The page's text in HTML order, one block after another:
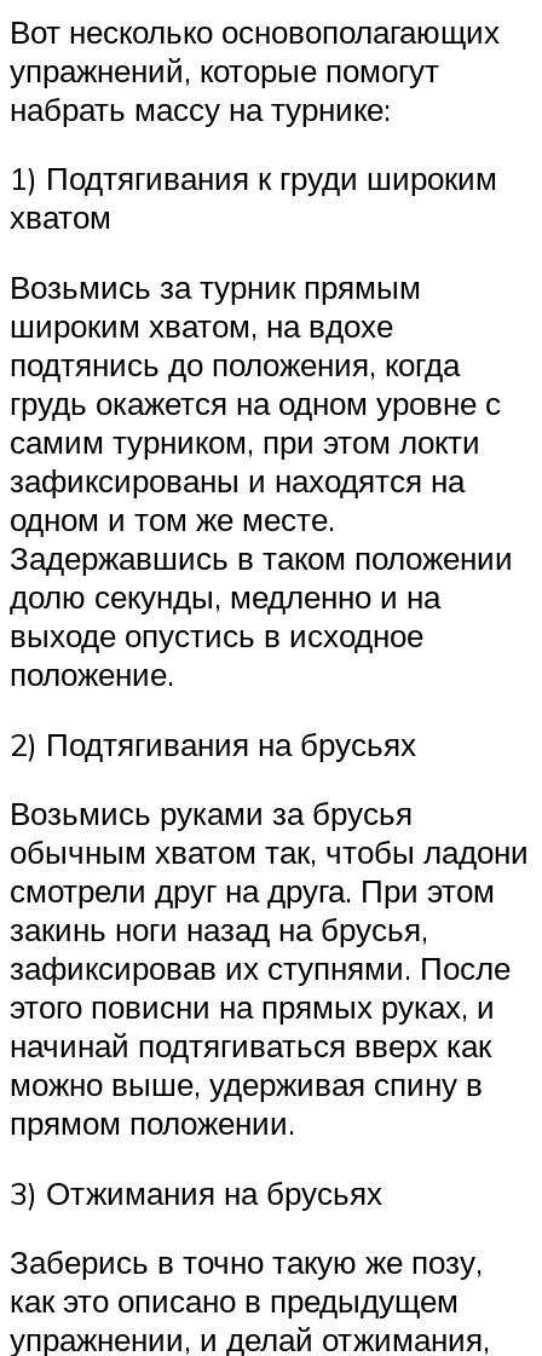
Вот несколько основополагающих
упражнений, которые помогут
набрать массу на турнике:
1) Подтягивания к груди широким
хватом
Возьмись за турник прямым
широким хватом, на вдохе
подтянись до положения, когда
грудь окажется на одном уровне с
самим турником, при этом локти
зафиксированы и находятся на
одном и том же месте.
Задержавшись в таком положении
долю секунды, медленно и на
выходе опустись в исходное
положение.
2) Подтягивания на брусьях
Возьмись руками за брусья
обычным хватом так, чтобы ладони
смотрели друг на друга. При этом
закинь ноги назад на брусья,
зафиксировав их ступнями. После
этого повисни на прямых руках, и
начинай подтягиваться вверх как
можно выше, удерживая спину в
прямом положении.
3) Отжимания на брусьях
Заберись в точно такую же позу,
как это описано в предыдущем
упражнении, и делай отжимания,